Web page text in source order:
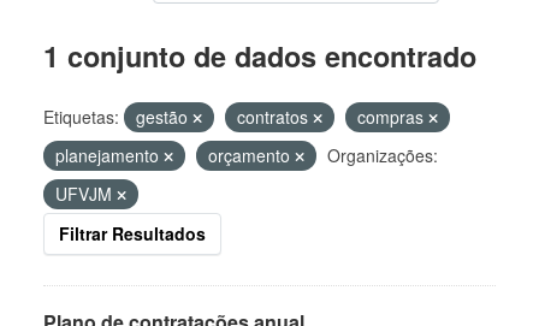
1 conjunto de dados encontrado
Etiquetas: gestão contratos
compras
planejamento
orçamento
Organizações:
UFVJM
Filtrar Resultados